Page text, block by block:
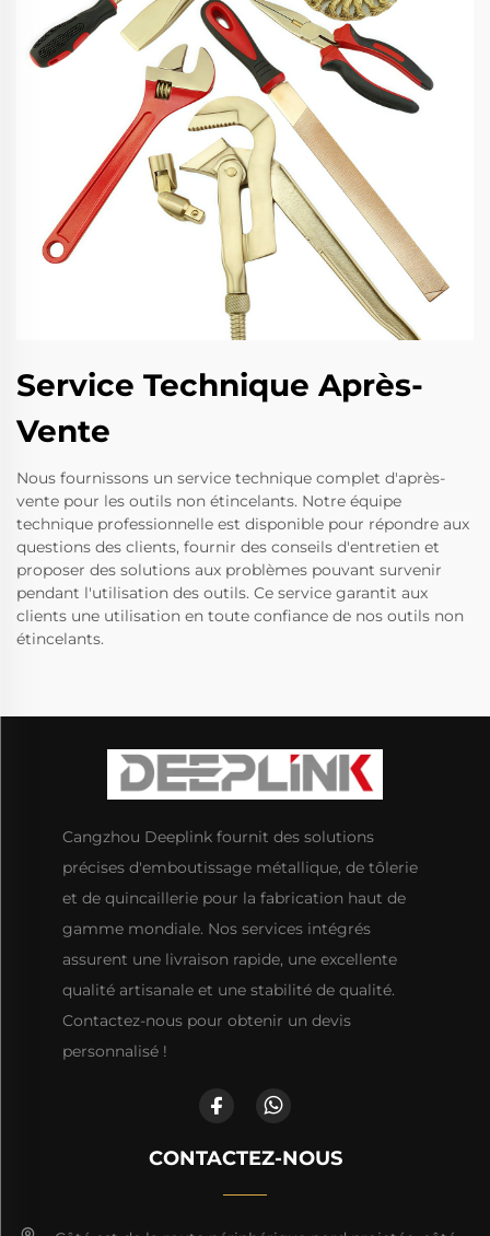
Service Technique Après-
Vente
Nous fournissons un service technique complet d'après-
vente pour les outils non étincelants. Notre équipe
technique professionnelle est disponible pour répondre aux
questions des clients, fournir des conseils d'entretien et
proposer des solutions aux problèmes pouvant survenir
pendant l'utilisation des outils. Ce service garantit aux
clients une utilisation en toute confiance de nos outils non
étincelants.
Cangzhou Deeplink fournit des solutions
précises d'emboutissage métallique, de tôlerie
et de quincaillerie pour la fabrication haut de
gamme mondiale. Nos services intégrés
assurent une livraison rapide, une excellente
qualité artisanale et une stabilité de qualité.
Contactez-nous pour obtenir un devis
personnalisé !
CONTACTEZ-NOUS